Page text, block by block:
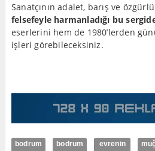
Sanatçının adalet, barış ve
felsefeyle harmanladığı bu
eserlerini hem de 1980’lerden
işleri görebileceksiniz.
bodrum
bodrum
evrenin